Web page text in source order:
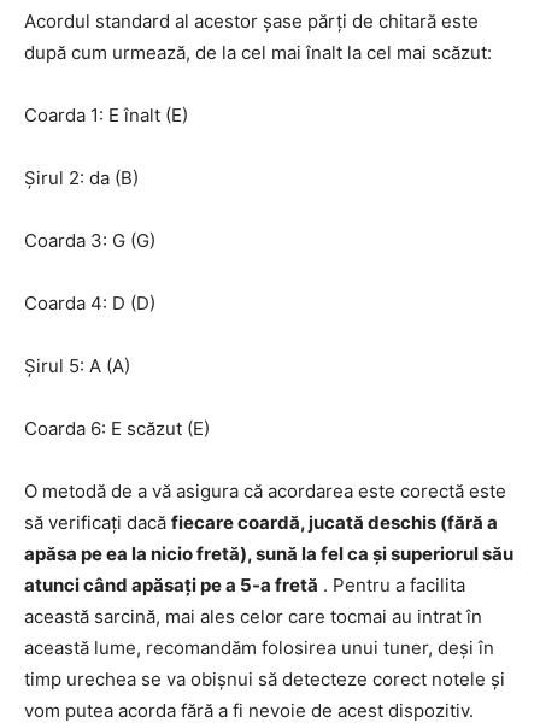
Acordul standard al acestor șase părți de chitară este
după cum urmează, de la cel mai înalt la cel mai scăzut:
Coarda 1: E înalt (E)
Șirul 2: da (B)
Coarda 3: G (G)
Coarda 4: D (D)
Șirul 5: A (A)
Coarda 6: E scăzut (E)
O metodă de a vă asigura că acordarea este corectă este
să verificați dacă fiecare coardă, jucată deschis (fără a
apăsa pe ea la nicio fretă), sună la fel ca și superiorul său
atunci când apăsați pe a 5-a fretă . Pentru a facilita
această sarcină, mai ales celor care tocmai au intrat în
această lume, recomandăm folosirea unui tuner, deși în
timp urechea se va obișnui să detecteze corect notele și
vom putea acorda fără a fi nevoie de acest dispozitiv.